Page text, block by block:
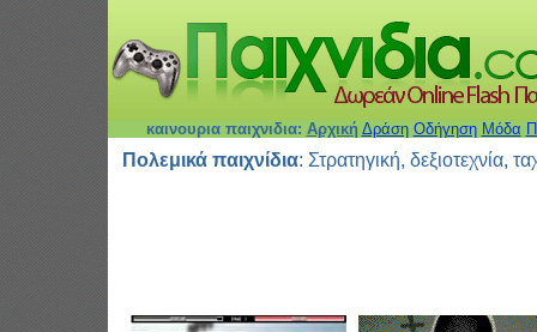
καινουρια παιχνιδια: Αρχική Δράση Οδήγηση Μόδα
Πολεμικά παιχνίδια: Στρατηγική, δεξιοτεχνία,